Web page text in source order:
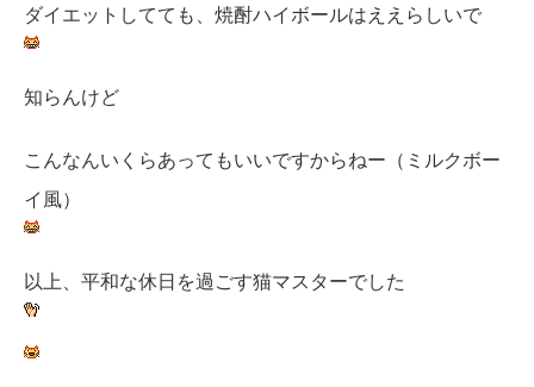
ダイエットしてても、焼酎ハイボールはええらしいで
知らんけど
こんなんいくらあってもいいですからねー（ミルクボー
イ風）
以上、平和な休日を過ごす猫マスターでした